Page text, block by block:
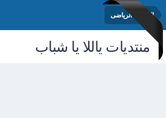
المنتدى الرياضى
منتديات ياللا يا شباب